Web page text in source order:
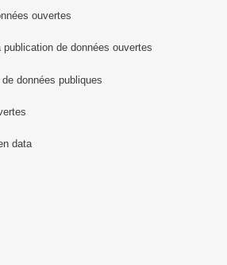
ouvertes
de données ouvertes
données publiques
data